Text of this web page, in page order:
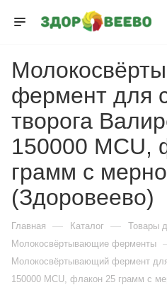
фермент для
творога
150000 MCU,
грамм с
(Здоровеево)
Главная — Каталог — Товары
Молокосвёртывающие ферменты
Молокосвёртывающий фермент
150000 MCU, флакон 25 грамм с